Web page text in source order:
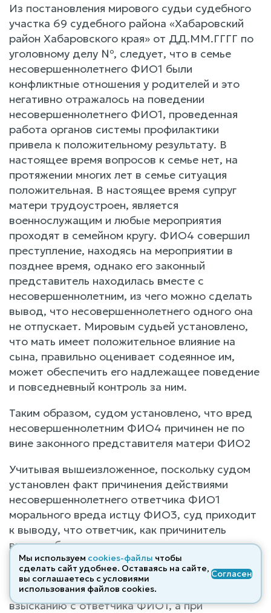
Из постановления мирового судьи судебного
участка 69 судебного района «Хабаровский
район Хабаровского края» от ДД.ММ.ГГГГ по
уголовному делу №, следует, что в семье
несовершеннолетнего ФИО1 были
конфликтные отношения у родителей и это
негативно отражалось на поведении
несовершеннолетнего ФИО1, проведенная
работа органов системы профилактики
привела к положительному результату. В
настоящее время вопросов к семье нет, на
протяжении многих лет в семье ситуация
положительная. В настоящее время супруг
матери трудоустроен, является
военнослужащим и любые мероприятия
проходят в семейном кругу. ФИО4 совершил
преступление, находясь на мероприятии в
позднее время, однако его законный
представитель находилась вместе с
несовершеннолетним, из чего можно сделать
вывод, что несовершеннолетнего одного она
не отпускает. Мировым судьей установлено,
что мать имеет положительное влияние на
сына, правильно оценивает содеянное им,
может обеспечить его надлежащее поведение
и повседневный контроль за ним.
Таким образом, судом установлено, что вред
несовершеннолетним ФИО4 причинен не по
вине законного представителя матери ФИО2
Учитывая вышеизложенное, поскольку судом
установлен факт причинения действиями
несовершеннолетнего ответчика ФИО1
морального вреда истцу ФИО3, суд приходит
к выводу, что ответчик, как причинитель
вреда, обязан компенсировать истцу,
причиненный моральный вред в размере
<данные изъяты> руб., считая этот размер
разумным и справедливым, который подлежит
взысканию с ответчика ФИО1, а при
Мы используем cookies-файлы чтобы
сделать сайт удобнее. Оставаясь на сайте,
вы соглашаетесь с условиями
использования файлов cооkies.
Согласен